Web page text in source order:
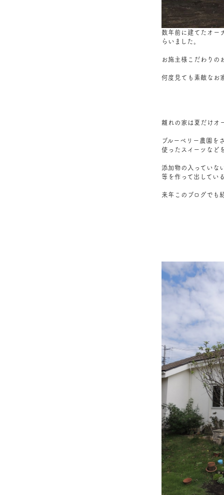
数年前に建てたオー
らいました。
お施主様こだわりの
何度見ても素敵なお
離れの家は夏だけオ
ブルーベリー農園を
使ったスイーツなど
添加物の入っていな
等 を作って出してい
来年このブログでも